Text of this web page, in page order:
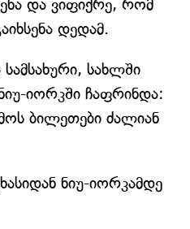
და ვიფიქრე, რომ
დედამ.
სამსახური, სახლში
იორკში ჩაფრინდა:
ბილეთები ძალიან
ნიუ-იორკამდე